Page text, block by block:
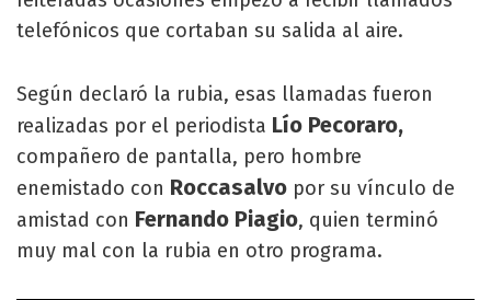
telefónicos que cortaban su salida al aire.
Según declaró la rubia, esas llamadas fueron
realizadas por el periodista Lío Pecoraro,
compañero de pantalla, pero hombre
enemistado con Roccasalvo por su vínculo de
amistad con Fernando Piagio, quien terminó
muy mal con la rubia en otro programa.